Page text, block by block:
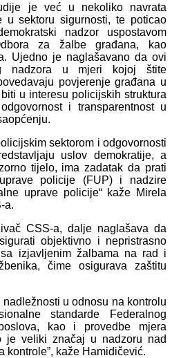
je već u nekoliko navrata
u sektoru sigurnosti, te poticao
nadzor uspostavom
za žalbe građana, kao
Ujedno je naglašavano da ovi
nadzora u mjeri kojoj štite
povjerenje građana u
u interesu policijskih struktura
i transparentnost u
sektorom i odgovornosti
uslov demokratije, a
tijelo, ima zadatak da prati
policije (FUP) i nadzire
uprave policije“ kaže Mirela
a.
CSS-a, dalje naglašava da
objektivno i nepristrasno
izjavljenim žalbama na rad i
čime osigurava zaštitu
u odnosu na kontrolu
standarde Federalnog
kao i provedbe mjera
je veliki značaj u nadzoru nad
kontrole”, kaže Hamidičević.